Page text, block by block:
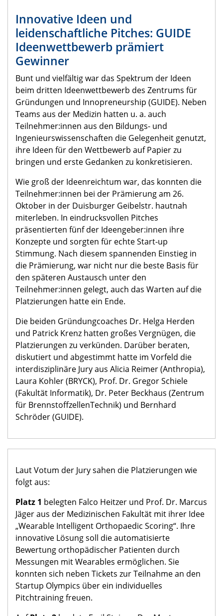
Innovative Ideen und
leidenschaftliche Pitches: GUIDE
Ideenwettbewerb prämiert
Gewinner
Bunt und vielfältig war das Spektrum der Ideen
beim dritten Ideenwettbewerb des Zentrums für
Gründungen und Innopreneurship (GUIDE). Neben
Teams aus der Medizin hatten u. a. auch
Teilnehmer:innen aus den Bildungs- und
Ingenieurswissenschaften die Gelegenheit genutzt,
ihre Ideen für den Wettbewerb auf Papier zu
bringen und erste Gedanken zu konkretisieren.
Wie groß der Ideenreichtum war, das konnten die
Teilnehmer:innen bei der Prämierung am 26.
Oktober in der Duisburger Geibelstr. hautnah
miterleben. In eindrucksvollen Pitches
präsentierten fünf der Ideengeber:innen ihre
Konzepte und sorgten für echte Start-up
Stimmung. Nach diesem spannenden Einstieg in
die Prämierung, war nicht nur die beste Basis für
den späteren Austausch unter den
Teilnehmer:innen gelegt, auch das Warten auf die
Platzierungen hatte ein Ende.
Die beiden Gründungcoaches Dr. Helga Herden
und Patrick Krenz hatten großes Vergnügen, die
Platzierungen zu verkünden. Darüber beraten,
diskutiert und abgestimmt hatte im Vorfeld die
interdisziplinäre Jury aus Alicia Reimer (Anthropia),
Laura Kohler (BRYCK), Prof. Dr. Gregor Schiele
(Fakultät Informatik), Dr. Peter Beckhaus (Zentrum
für BrennstoffzellenTechnik) und Bernhard
Schröder (GUIDE).
Laut Votum der Jury sahen die Platzierungen wie
folgt aus:
Platz 1 belegten Falco Heitzer und Prof. Dr. Marcus
Jäger aus der Medizinischen Fakultät mit ihrer Idee
„Wearable Intelligent Orthopaedic Scoring“. Ihre
innovative Lösung soll die automatisierte
Bewertung orthopädischer Patienten durch
Messungen mit Wearables ermöglichen. Sie
konnten sich neben Tickets zur Teilnahme an den
Startup Olympics über ein individuelles
Pitchtraining freuen.